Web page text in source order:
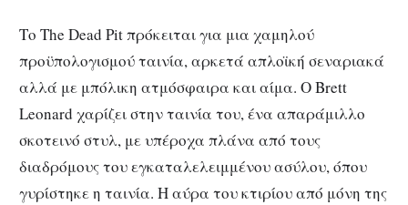
Το The Dead Pit πρόκειται για μια χαμηλού
προϋπολογισμού ταινία, αρκετά απλοϊκή σεναριακά
αλλά με μπόλικη ατμόσφαιρα και αίμα. Ο Brett
Leonard χαρίζει στην ταινία του, ένα απαράμιλλο
σκοτεινό στυλ, με υπέροχα πλάνα από τους
διαδρόμους του εγκαταλελειμμένου ασύλου, όπου
γυρίστηκε η ταινία. Η αύρα του κτιρίου από μόνη της